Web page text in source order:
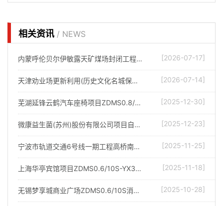
相关资讯 / NEWS
内蒙呼伦贝尔伊敏露天矿煤场封闭工程项目防爆消防炮调试完成 [2026-07-17]
天津劝业场更新利用(历史文化名城保护)项目消防水炮调试完成 [2026-07-14]
芜湖延锋云鹤汽车座椅项目ZDMS0.8/30S-YX55自动消防炮调试完成 [2025-12-30]
微康益生菌(苏州)股份有限公司项目自动消防水炮调试完成 [2025-12-23]
宁波市轨道交通6号线一期工程高桥南车辆段自动消防炮调试完成 [2025-11-25]
上海华亭宾馆项目ZDMS0.6/10S-YX35智能消防炮调试完成 [2025-11-18]
无锡梦享城商业广场ZDMS0.6/10S消防水炮调试完成 [2025-10-28]